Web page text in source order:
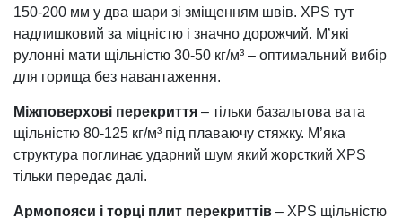
150-200 мм у два шари зі зміщенням швів. XPS тут
надлишковий за міцністю і значно дорожчий. М’які
рулонні мати щільністю 30-50 кг/м³ – оптимальний вибір
для горища без навантаження.
Міжповерхові перекриття – тільки базальтова вата
щільністю 80-125 кг/м³ під плаваючу стяжку. М’яка
структура поглинає ударний шум який жорсткий XPS
тільки передає далі.
Армопояси і торці плит перекриттів – XPS щільністю